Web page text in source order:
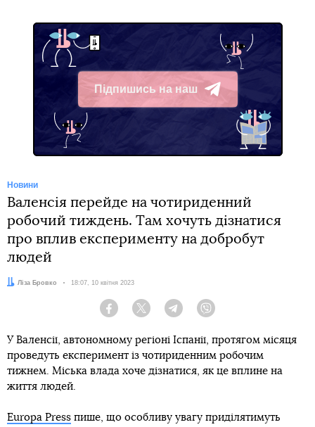
Підпишись на наш
Telegram
Новини
Валенсія перейде на чотириденний
робочий тиждень. Там хочуть дізнатися
про вплив експерименту на добробут
людей
Автор:
Ліза Бровко Дата:
18:07, 10 квітня 2023
Facebook Twitter Telegram
У Валенсії, автономному регіоні Іспанії, протягом місяця
проведуть експеримент із чотириденним робочим
тижнем. Міська влада хоче дізнатися, як це вплине на
життя людей.
Europa Press пише, що особливу увагу приділятимуть